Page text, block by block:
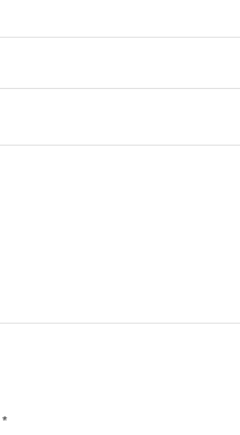
*